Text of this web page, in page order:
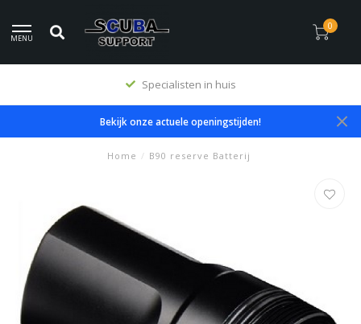
MENU
0
Specialisten in huis
Bekijk onze actuele openingstijden!
Home / B90 reserve Batterij